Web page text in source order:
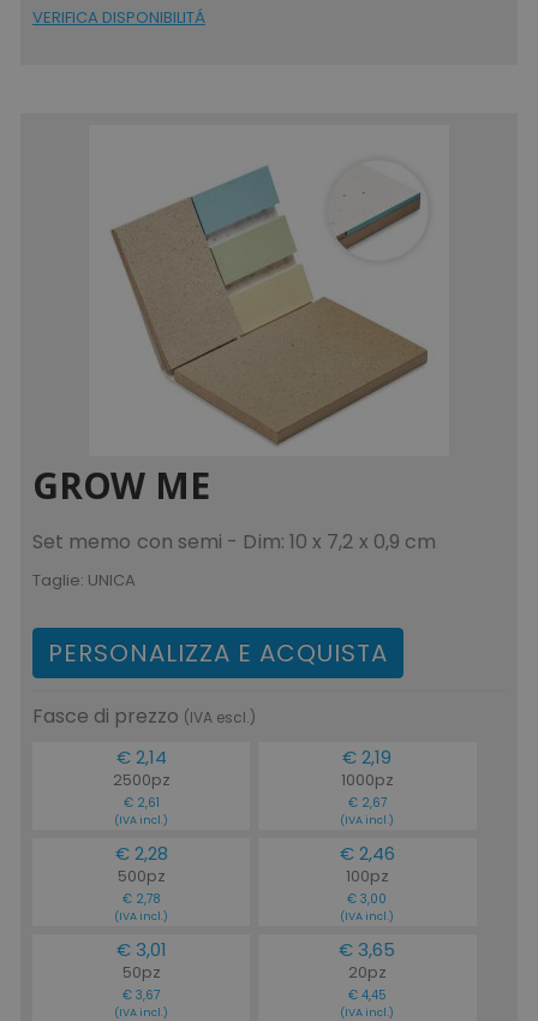
VERIFICA DISPONIBILITÁ
GROW ME
Set memo con semi - Dim: 10 x 7,2 x 0,9 cm
Taglie: UNICA
PERSONALIZZA E ACQUISTA
Fasce di prezzo (IVA escl.)
€ 2,14
2500pz
€ 2,61
(IVA incl.)
€ 2,19
1000pz
€ 2,67
(IVA incl.)
€ 2,28
500pz
€ 2,78
(IVA incl.)
€ 2,46
100pz
€ 3,00
(IVA incl.)
€ 3,01
50pz
€ 3,67
(IVA incl.)
€ 3,65
20pz
€ 4,45
(IVA incl.)